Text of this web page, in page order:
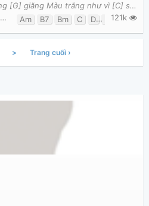
1. Phố [Em] đêm đèn mờ giăng [G] giăng Màu trắng như vì [C] sao gối [D] đầu ngủ [Em] yên Phố [Bm]
Am B7 Bm C D Em G
121k
> Trang cuối ›